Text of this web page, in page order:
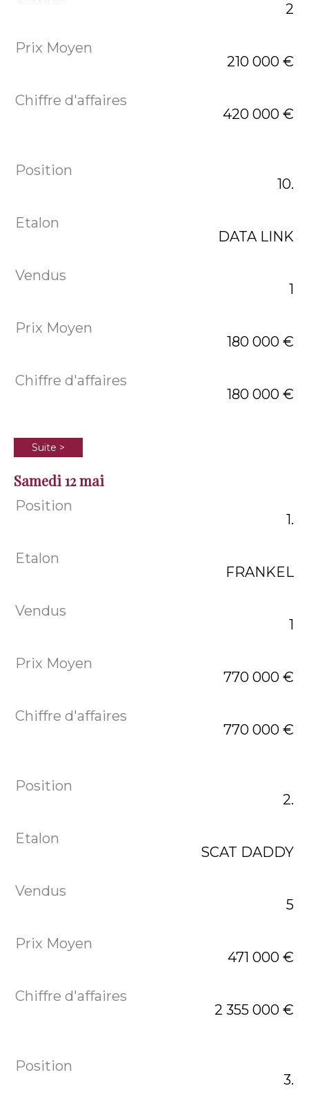
2
210 000 €
420 000 €
10.
DATA LINK
1
180 000 €
180 000 €
Suite >
Samedi 12 mai
1.
FRANKEL
1
770 000 €
770 000 €
2.
SCAT DADDY
5
471 000 €
2 355 000 €
3.